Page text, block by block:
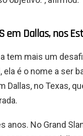
em Dallas, nos
tem mais um
é o nome a ser
Dallas, no Texas,
anos. No Grand